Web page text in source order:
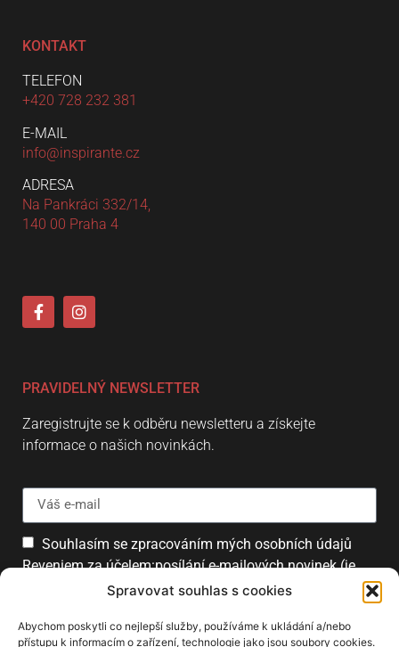
Spravovat souhlas s cookies
Abychom poskytli co nejlepší služby, používáme k ukládání a/nebo
přístupu k informacím o zařízení, technologie jako jsou soubory cookies.
KONTAKT
TELEFON
+420 728 232 381
E-MAIL
info@inspirante.cz
ADRESA
Na Pankráci 332/14,
140 00 Praha 4
PRAVIDELNÝ NEWSLETTER
Zaregistrujte se k odběru newsletteru a získejte
informace o našich novinkách.
Souhlasím se zpracováním mých osobních údajů
Reveniem za účelem:posílání e-mailových novinek (je
možné se kdykoliv odhlásit).
Přihlásit